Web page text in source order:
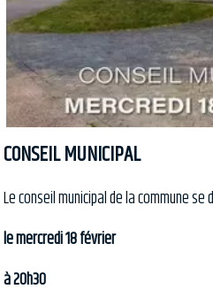
CONSEIL MUNICIPAL
Le conseil municipal de la commune se
le mercredi 18 février
à 20h30